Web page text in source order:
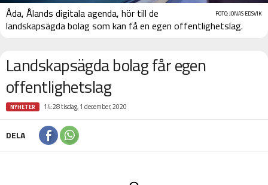
FOTO: JONAS EDSVIK
Åda, Ålands digitala agenda, hör till de
landskapsägda bolag som kan få en egen offentlighetslag.
Landskapsägda bolag får egen
offentlighetslag
NYHETER 14:28 tisdag, 1 december, 2020
DELA